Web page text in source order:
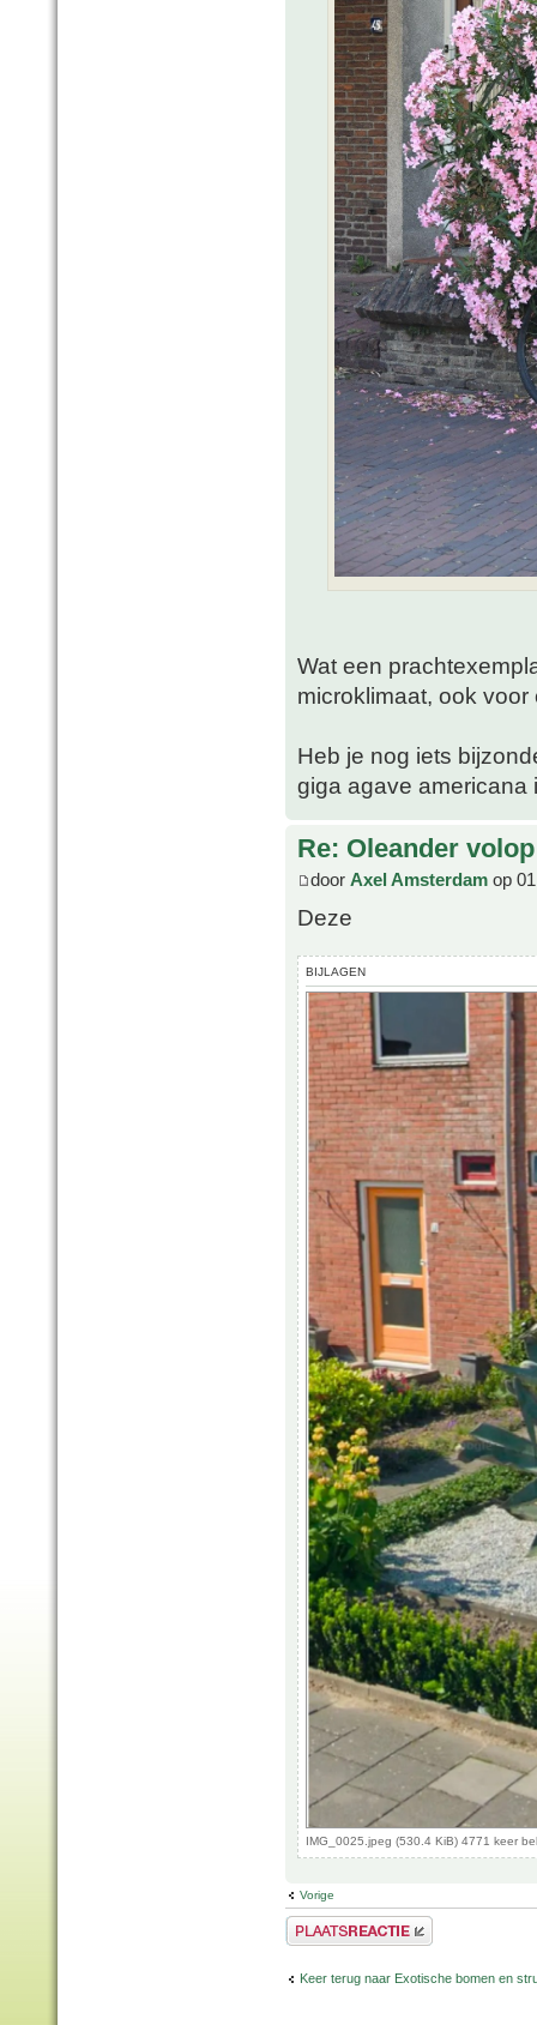
Wat een
microklimaat, ook
Heb je nog iets
giga agave americana
Re: Oleander
door Axel Amsterdam op
Deze
BIJLAGEN
IMG_0025.jpeg (530.4 KiB) 4771 keer
Vorige
Plaats een reactie
Keer terug naar Exotische bomen en